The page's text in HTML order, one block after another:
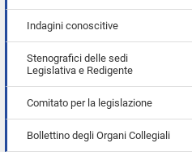
Indagini conoscitive
Stenografici delle sedi
Legislativa e Redigente
Comitato per la legislazione
Bollettino degli Organi Collegiali